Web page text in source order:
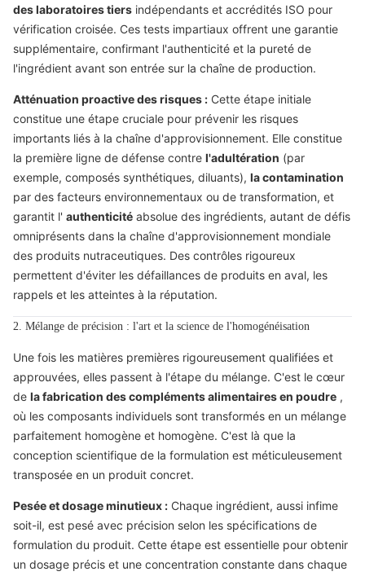
des laboratoires tiers indépendants et accrédités ISO pour
vérification croisée. Ces tests impartiaux offrent une garantie
supplémentaire, confirmant l'authenticité et la pureté de
l'ingrédient avant son entrée sur la chaîne de production.
Atténuation proactive des risques : Cette étape initiale
constitue une étape cruciale pour prévenir les risques
importants liés à la chaîne d'approvisionnement. Elle constitue
la première ligne de défense contre l'adultération (par
exemple, composés synthétiques, diluants), la contamination
par des facteurs environnementaux ou de transformation, et
garantit l' authenticité absolue des ingrédients, autant de défis
omniprésents dans la chaîne d'approvisionnement mondiale
des produits nutraceutiques. Des contrôles rigoureux
permettent d'éviter les défaillances de produits en aval, les
rappels et les atteintes à la réputation.
2. Mélange de précision : l'art et la science de l'homogénéisation
Une fois les matières premières rigoureusement qualifiées et
approuvées, elles passent à l'étape du mélange. C'est le cœur
de la fabrication des compléments alimentaires en poudre ,
où les composants individuels sont transformés en un mélange
parfaitement homogène et homogène. C'est là que la
conception scientifique de la formulation est méticuleusement
transposée en un produit concret.
Pesée et dosage minutieux : Chaque ingrédient, aussi infime
soit-il, est pesé avec précision selon les spécifications de
formulation du produit. Cette étape est essentielle pour obtenir
un dosage précis et une concentration constante dans chaque